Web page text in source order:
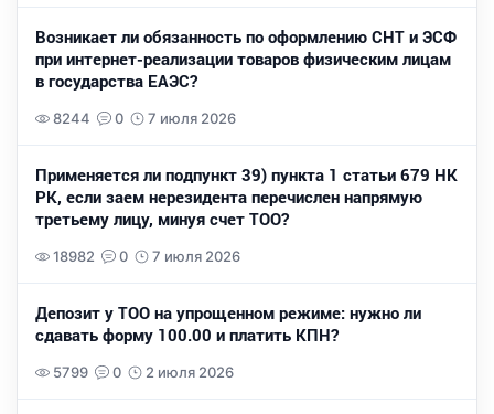
Возникает ли обязанность по оформлению СНТ и ЭСФ
при интернет-реализации товаров физическим лицам
в государства ЕАЭС?
8244 0 7 июля 2026
Применяется ли подпункт 39) пункта 1 статьи 679 НК
РК, если заем нерезидента перечислен напрямую
третьему лицу, минуя счет ТОО?
18982 0 7 июля 2026
Депозит у ТОО на упрощенном режиме: нужно ли
сдавать форму 100.00 и платить КПН?
5799 0 2 июля 2026